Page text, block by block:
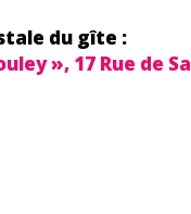
du gîte :
», 17 Rue de